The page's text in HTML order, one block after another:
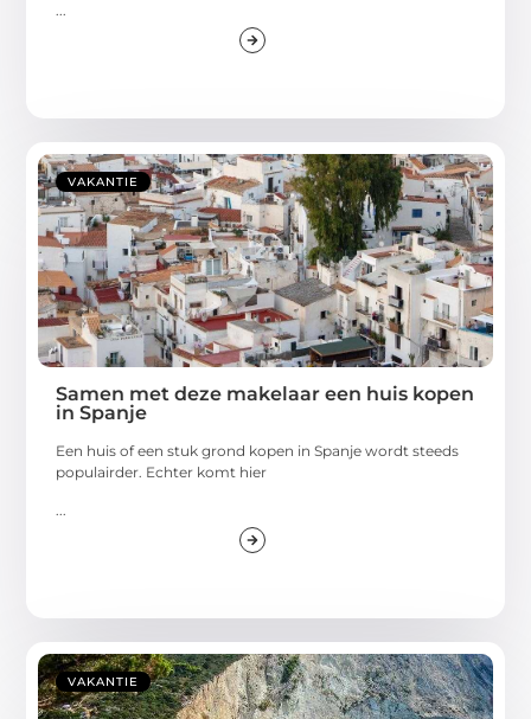
...
VAKANTIE
Samen met deze makelaar een huis kopen
in Spanje
Een huis of een stuk grond kopen in Spanje wordt steeds
populairder. Echter komt hier
...
VAKANTIE